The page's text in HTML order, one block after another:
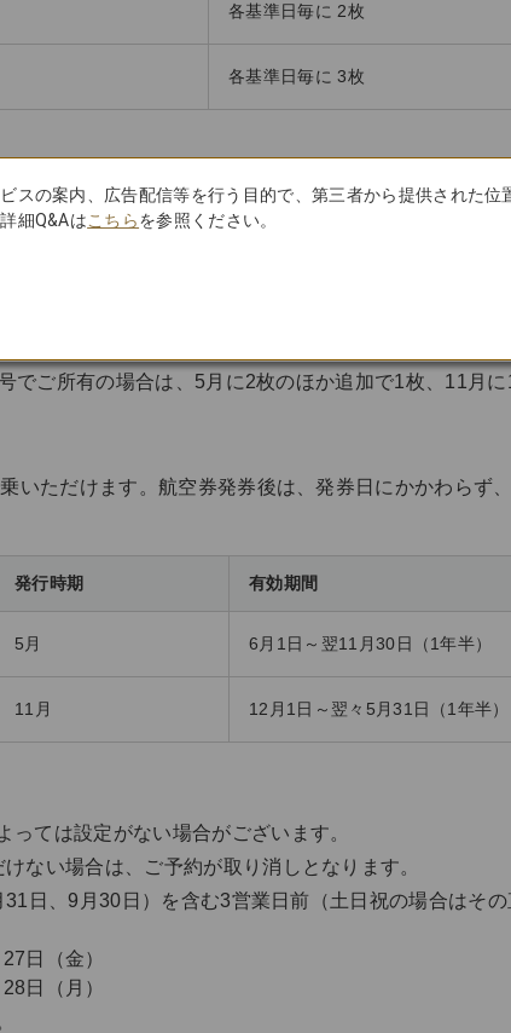
各基準日毎に 2枚
各基準日毎に 3枚
株主割引券発行枚数早見表
ご所有の場合は、5月に2枚のほか追加で1枚、11月に
いただけます。航空券発券後は、発券日にかかわらず
発行時期 有効期間
5月 6月1日～翌11月30日（1年半）
11月 12月1日～翌々5月31日（1年半）
ては設定がない場合がございます。
ない場合は、ご予約が取り消しとなります。
日、9月30日）を含む3営業日前（土日祝の場合はそ
日（金）
日（月）
スの案内、広告配信等を行う目的で、第三者から提供された位
細Q&Aはこちらを参照ください。